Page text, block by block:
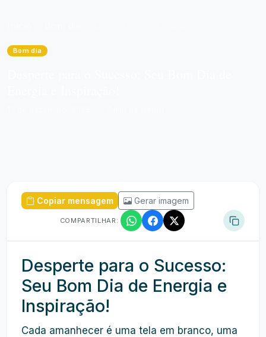
Bom dia
Copiar mensagem Gerar imagem
COMPARTILHAR:
Desperte para o Sucesso:
Seu Bom Dia de Energia e
Inspiração!
Cada amanhecer é uma tela em branco, uma